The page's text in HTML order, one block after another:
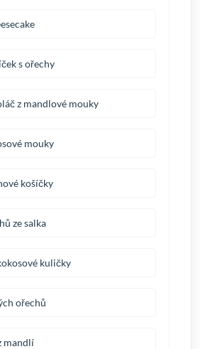
s ořechy
z mandlové mouky
mouky
košíčky
ze salka
kuličky
ořechů
mandlí